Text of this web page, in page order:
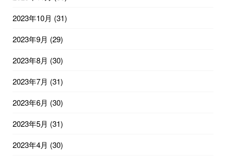
2023年10月 (31)
2023年9月 (29)
2023年8月 (30)
2023年7月 (31)
2023年6月 (30)
2023年5月 (31)
2023年4月 (30)